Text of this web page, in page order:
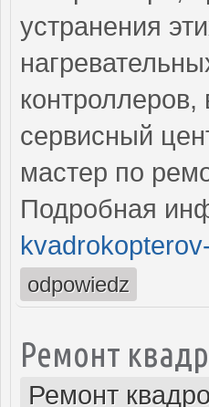
устранения
сервисный
мастер по
Подробная
odpowiedz
Ремонт
Ремонт